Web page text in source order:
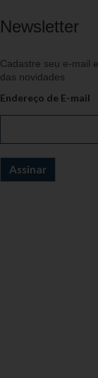
Newsletter
Cadastre seu e-mail
das novidades
Endereço de E-mail